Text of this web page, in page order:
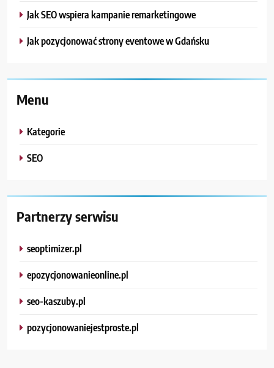
Jak SEO wspiera kampanie remarketingowe
Jak pozycjonować strony eventowe w Gdańsku
Menu
Kategorie
SEO
Partnerzy serwisu
seoptimizer.pl
epozycjonowanieonline.pl
seo-kaszuby.pl
pozycjonowaniejestproste.pl